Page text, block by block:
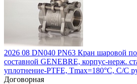
2026 08 DN040 PN63 Кран шаровой
составной GENEBRE, корпус-нерж.
уплотнение-PTFE, Tmax=180°C, С/С
Договорная